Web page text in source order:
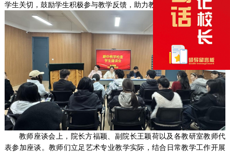
学生关切，鼓励学生积极参与教学反馈，助力教学工作持续改进。
教师座谈会上，院长方福颖、副院长王颖荷以及各教研室教师代
表参加座谈。教师们立足艺术专业教学实际，结合日常教学工作开展